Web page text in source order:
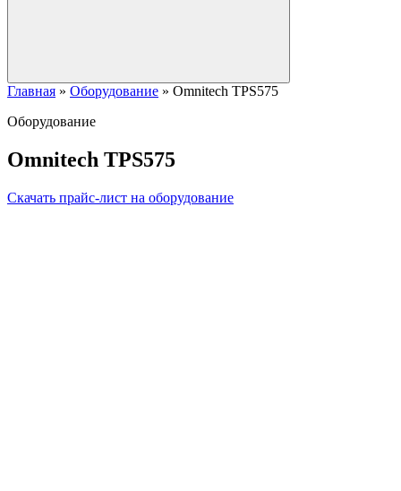
Главная » Оборудование » Omnitech TPS575
Оборудование
Omnitech TPS575
Скачать прайс-лист на оборудование